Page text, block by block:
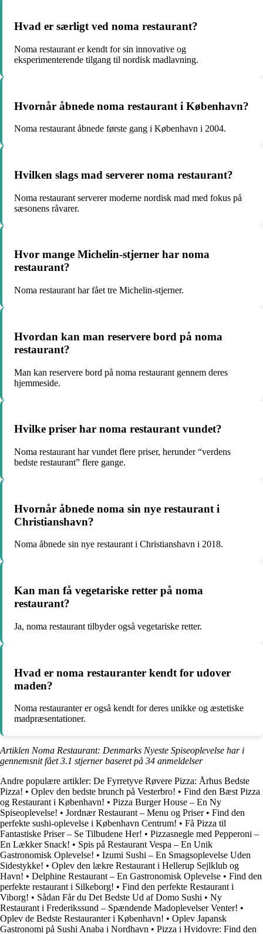
Hvad er særligt ved noma restaurant?
Noma restaurant er kendt for sin innovative og
eksperimenterende tilgang til nordisk madlavning.
Hvornår åbnede noma restaurant i København?
Noma restaurant åbnede første gang i København i 2004.
Hvilken slags mad serverer noma restaurant?
Noma restaurant serverer moderne nordisk mad med fokus på
sæsonens råvarer.
Hvor mange Michelin-stjerner har noma
restaurant?
Noma restaurant har fået tre Michelin-stjerner.
Hvordan kan man reservere bord på noma
restaurant?
Man kan reservere bord på noma restaurant gennem deres
hjemmeside.
Hvilke priser har noma restaurant vundet?
Noma restaurant har vundet flere priser, herunder “verdens
bedste restaurant” flere gange.
Hvornår åbnede noma sin nye restaurant i
Christianshavn?
Noma åbnede sin nye restaurant i Christianshavn i 2018.
Kan man få vegetariske retter på noma
restaurant?
Ja, noma restaurant tilbyder også vegetariske retter.
Hvad er noma restauranter kendt for udover
maden?
Noma restauranter er også kendt for deres unikke og æstetiske
madpræsentationer.
Artiklen Noma Restaurant: Denmarks Nyeste Spiseoplevelse har i
gennemsnit fået3.1 stjerner baseret på 34 anmeldelser
Andre populære artikler: De Fyrretyve Røvere Pizza: Århus Bedste
Pizza! • Oplev den bedste brunch på Vesterbro! • Find den Bæst Pizza
og Restaurant i København! • Pizza Burger House – En Ny
Spiseoplevelse! • Jordnær Restaurant – Menu og Priser• Find den
perfekte sushi-oplevelse i København Centrum! • Få Pizza til
Fantastiske Priser – Se Tilbudene Her! • Pizzasnegle med Pepperoni –
En Lækker Snack! • Spis på Restaurant Vespa – En Unik
Gastronomisk Oplevelse! • Izumi Sushi – En Smagsoplevelse Uden
Sidestykke! • Oplev den lækre Restaurant i Hellerup Sejlklub og
Havn! • Delphine Restaurant – En Gastronomisk Oplevelse • Find den
perfekte restaurant i Silkeborg! • Find den perfekte Restaurant i
Viborg! • Sådan Får du Det Bedste Ud af Domo Sushi • Ny
Restaurant i Frederikssund – Spændende Madoplevelser Venter! •
Oplev de Bedste Restauranter i København! • Oplev Japansk
Gastronomi på Sushi Anaba i Nordhavn • Pizza i Hvidovre: Find den